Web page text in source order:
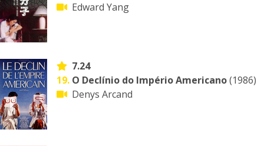
Edward Yang
7.24
19. O Declínio do Império Americano(1986)
Denys Arcand